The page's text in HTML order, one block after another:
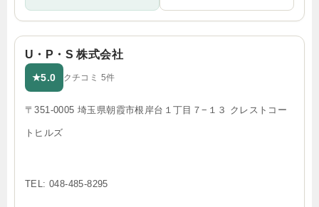
U・P・S 株式会社
★5.0 クチコミ 5件
〒351-0005 埼玉県朝霞市根岸台１丁目７−１３ クレストコー
トヒルズ
TEL: 048-485-8295